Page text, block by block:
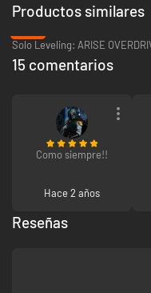
Productos similares
15 comentarios
Como siempre!!
Hace 2 años
Reseñas